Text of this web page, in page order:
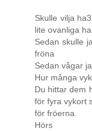
Skulle vilja
lite ovanliga
Sedan skulle
fröna
Sedan vågar
Hur många
Du hittar dem
för fyra vykort
för fröerna.
Hörs